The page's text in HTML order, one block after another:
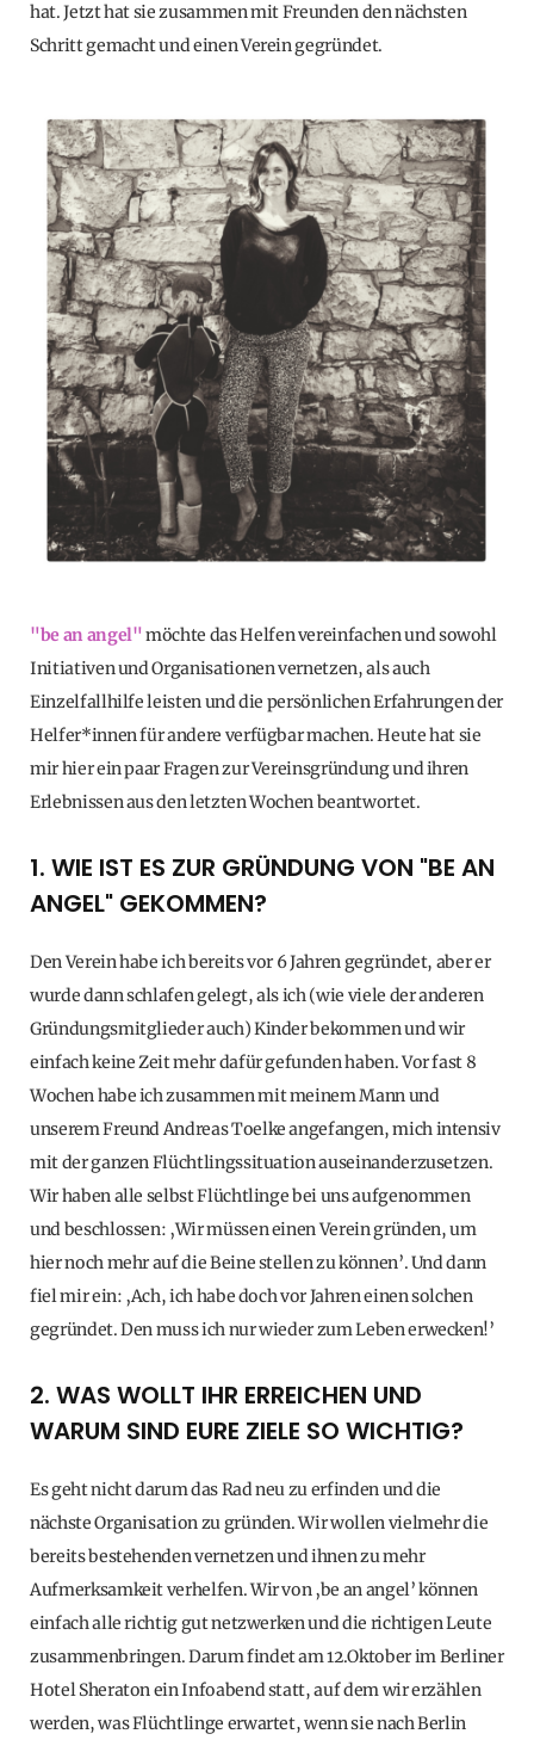
hat. Jetzt hat sie zusammen mit Freunden den nächsten
Schritt gemacht und einen Verein gegründet.
"be an angel"möchte das Helfen vereinfachen und sowohl
Initiativen und Organisationen vernetzen, als auch
Einzelfallhilfe leisten und die persönlichen Erfahrungen der
Helfer*innen für andere verfügbar machen. Heute hat sie
mir hier ein paar Fragen zur Vereinsgründung und ihren
Erlebnissen aus den letzten Wochen beantwortet.
1. WIE IST ES ZUR GRÜNDUNG VON "BE AN
ANGEL" GEKOMMEN?
Den Verein habe ich bereits vor 6 Jahren gegründet, aber er
wurde dann schlafen gelegt, als ich (wie viele der anderen
Gründungsmitglieder auch) Kinder bekommen und wir
einfach keine Zeit mehr dafür gefunden haben. Vor fast 8
Wochen habe ich zusammen mit meinem Mann und
unserem Freund Andreas Toelke angefangen, mich intensiv
mit der ganzen Flüchtlingssituation auseinanderzusetzen.
Wir haben alle selbst Flüchtlinge bei uns aufgenommen
und beschlossen: ‚Wir müssen einen Verein gründen, um
hier noch mehr auf die Beine stellen zu können’. Und dann
fiel mir ein: ‚Ach, ich habe doch vor Jahren einen solchen
gegründet. Den muss ich nur wieder zum Leben erwecken!’
2. WAS WOLLT IHR ERREICHEN UND
WARUM SIND EURE ZIELE SO WICHTIG?
Es geht nicht darum das Rad neu zu erfinden und die
nächste Organisation zu gründen. Wir wollen vielmehr die
bereits bestehenden vernetzen und ihnen zu mehr
Aufmerksamkeit verhelfen. Wir von ‚be an angel’ können
einfach alle richtig gut netzwerken und die richtigen Leute
zusammenbringen. Darum findet am 12.Oktober im Berliner
Hotel Sheraton ein Infoabend statt, auf dem wir erzählen
werden, was Flüchtlinge erwartet, wenn sie nach Berlin